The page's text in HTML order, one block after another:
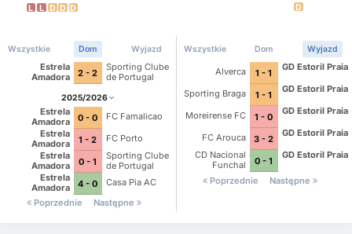
L L D D D D
Wszystkie Dom Wyjazd
Estrela
Amadora
2 - 2
Sporting Clube
de Portugal
2025/2026
Estrela
Amadora
0 - 0
FC Famalicao
Estrela
Amadora
1 - 2
FC Porto
Estrela
Amadora
0 - 1
Sporting Clube
de Portugal
Estrela
Amadora
4 - 0
Casa Pia AC
Poprzednie
Następne
Wszystkie Dom Wyjazd
Alverca 1 - 1
GD Estoril Praia
Sporting Braga 1 - 1
GD Estoril Praia
Moreirense FC 1 - 0
GD Estoril Praia
FC Arouca 3 - 2
GD Estoril Praia
CD Nacional
Funchal
0 - 1
GD Estoril Praia
Poprzednie Następne